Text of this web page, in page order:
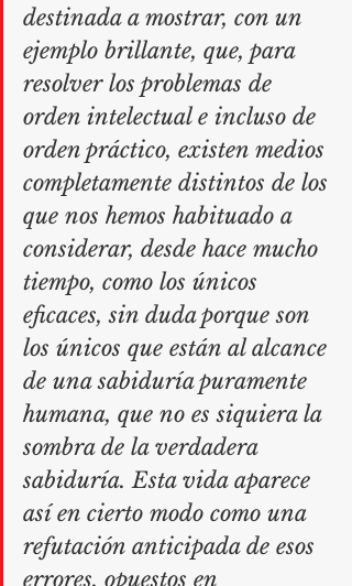
destinada a mostrar, con un
ejemplo brillante, que, para
resolver los problemas de
orden intelectual e incluso de
orden práctico, existen medios
completamente distintos de los
que nos hemos habituado a
considerar, desde hace mucho
tiempo, como los únicos
eficaces, sin duda porque son
los únicos que están al alcance
de una sabiduría puramente
humana, que no es siquiera la
sombra de la verdadera
sabiduría. Esta vida aparece
así en cierto modo como una
refutación anticipada de esos
errores, opuestos en